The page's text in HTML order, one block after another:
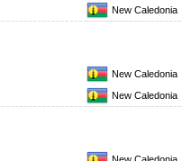
New Caledonia
New Caledonia
New Caledonia